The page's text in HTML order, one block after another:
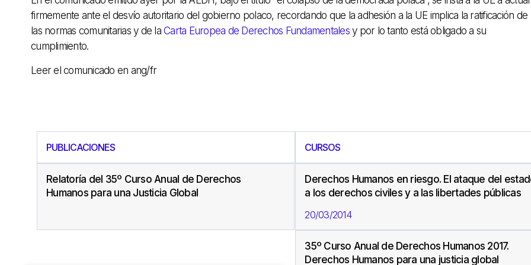
firmemente ante el desvío autoritario del gobierno polaco, recordando que la adhesión a la UE implica la ratificación de
las normas comunitarias y de la Carta Europea de Derechos Fundamentalesy por lo tanto está obligado a su
cumplimiento.
Leer el comunicado en ang/fr
PUBLICACIONES
Relatoría del 35º Curso Anual de Derechos
Humanos para una Justicia Global
CURSOS
Derechos Humanos en riesgo. El ataque del
a los derechos civiles y a las libertades públicas
20/03/2014
35º Curso Anual de Derechos Humanos 2017.
Derechos Humanos para una justicia global